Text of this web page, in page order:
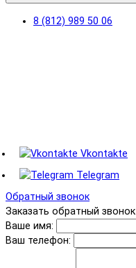
8 (812) 989 50 06
Vkontakte
Telegram
Обратный звонок
Заказать обратный звонок
Ваше имя:
Ваш телефон: